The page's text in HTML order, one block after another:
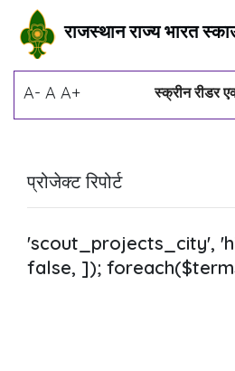
राजस्थान राज्य भारत
A- A A+ स्क्रीन रीडर
प्रोजेक्ट रिपोर्ट
'scout_projects_city',
false, ]);